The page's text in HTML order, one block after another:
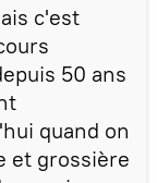
c'est
50 ans
quand on
et grossière